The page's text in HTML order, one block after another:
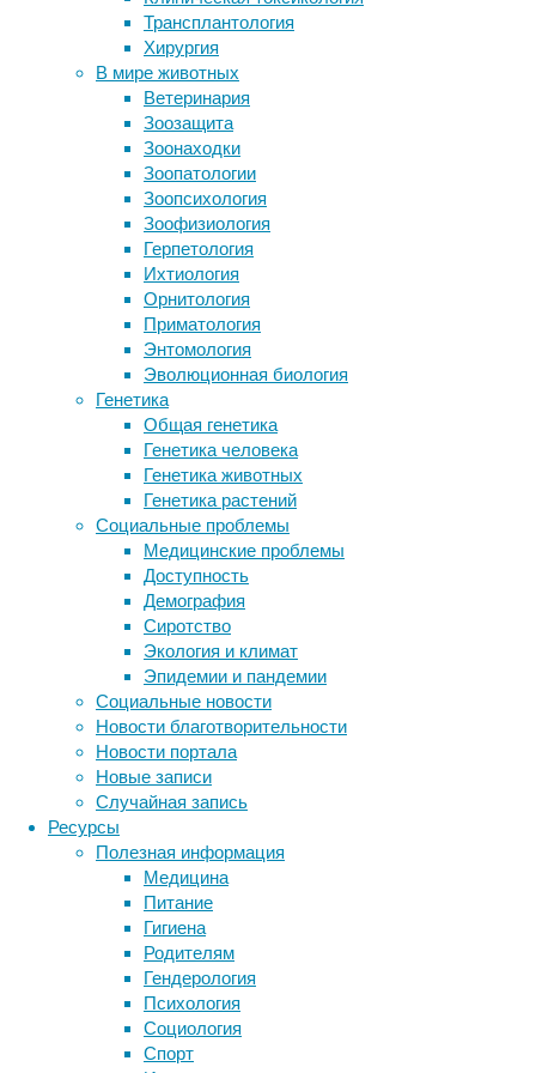
Трансплантология
Хирургия
В мире животных
Ветеринария
Зоозащита
Зоонаходки
Зоопатологии
Зоопсихология
Зоофизиология
Герпетология
Ихтиология
Орнитология
Приматология
Энтомология
Эволюционная биология
Генетика
Общая генетика
Генетика человека
Генетика животных
Генетика растений
Социальные проблемы
Медицинские проблемы
Доступность
Демография
Сиротство
Экология и климат
Эпидемии и пандемии
Социальные новости
Новости благотворительности
Новости портала
Новые записи
Случайная запись
Ресурсы
Полезная информация
Медицина
Питание
Гигиена
Родителям
Гендерология
Психология
Социология
Спорт
грузовым
авиаперевозкам
за
май,
недавно
опубликованная
Международной
ассоциацией
воздушного
транспорта
(IATA),
демонстрирует
устойчивую
тенденцию
роста
в
этом
секторе.
Мировой
спрос,
измеряемый
в
грузовых
тонно-
километрах
(т·км),
вырос
на
9,4%
по
сравнению
маем
прошлого
года.
Искусство для памяти
Земля и Марс сформировались из
планетезималей внутренней
Солнечной системы
В популярных чистящих губках
увидели источник загрязнения
микропластиком
Клетки ремонтируют ДНК с помощью
ядерных «пальцев»
Следите за новостями